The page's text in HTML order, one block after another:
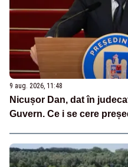
9 aug. 2026, 11:48
Nicușor Dan, dat în
Guvern. Ce i se cere